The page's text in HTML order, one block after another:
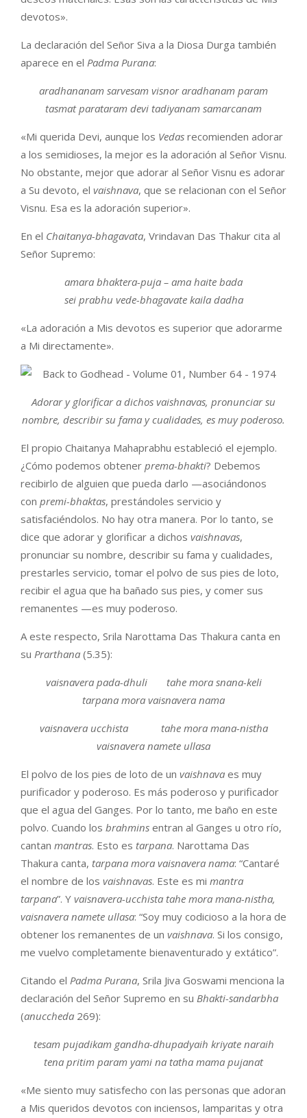
devotos».
La declaración del Señor Siva a la Diosa Durga también
aparece en el Padma Purana:
aradhananam sarvesam visnor aradhanam param
tasmat parataram devi tadiyanam samarcanam
«Mi querida Devi, aunque los Vedas recomienden adorar
a los semidioses, la mejor es la adoración al Señor Visnu.
No obstante, mejor que adorar al Señor Visnu es adorar
a Su devoto, el vaishnava, que se relacionan con el Señor
Visnu. Esa es la adoración superior».
En el Chaitanya-bhagavata, Vrindavan Das Thakur cita al
Señor Supremo:
amara bhaktera-puja – ama haite bada
sei prabhu vede-bhagavate kaila dadha
«La adoración a Mis devotos es superior que adorarme
a Mi directamente».
Adorar y glorificar a dichos vaishnavas, pronunciar su
nombre, describir su fama y cualidades, es muy poderoso.
El propio Chaitanya Mahaprabhu estableció el ejemplo.
¿Cómo podemos obtener prema-bhakti? Debemos
recibirlo de alguien que pueda darlo —asociándonos
con premi-bhaktas, prestándoles servicio y
satisfaciéndolos. No hay otra manera. Por lo tanto, se
dice que adorar y glorificar a dichos vaishnavas,
pronunciar su nombre, describir su fama y cualidades,
prestarles servicio, tomar el polvo de sus pies de loto,
recibir el agua que ha bañado sus pies, y comer sus
remanentes —es muy poderoso.
A este respecto, Srila Narottama Das Thakura canta en
su Prarthana (5.35):
vaisnavera pada-dhuli tahe mora snana-keli
tarpana mora vaisnavera nama
vaisnavera ucchista tahe mora mana-nistha
vaisnavera namete ullasa
El polvo de los pies de loto de un vaishnava es muy
purificador y poderoso. Es más poderoso y purificador
que el agua del Ganges. Por lo tanto, me baño en este
polvo. Cuando los brahmins entran al Ganges u otro río,
cantan mantras. Esto es tarpana. Narottama Das
Thakura canta, tarpana mora vaisnavera nama: “Cantaré
el nombre de los vaishnavas. Este es mi mantra
tarpana”. Y vaisnavera-ucchista tahe mora mana-nistha,
vaisnavera namete ullasa: “Soy muy codicioso a la hora de
obtener los remanentes de un vaishnava. Si los consigo,
me vuelvo completamente bienaventurado y extático”.
Citando el Padma Purana, Srila Jiva Goswami menciona la
declaración del Señor Supremo en su Bhakti-sandarbha
(anuccheda 269):
tesam pujadikam gandha-dhupadyaih kriyate naraih
tena pritim param yami na tatha mama pujanat
«Me siento muy satisfecho con las personas que adoran
a Mis queridos devotos con inciensos, lamparitas y otra